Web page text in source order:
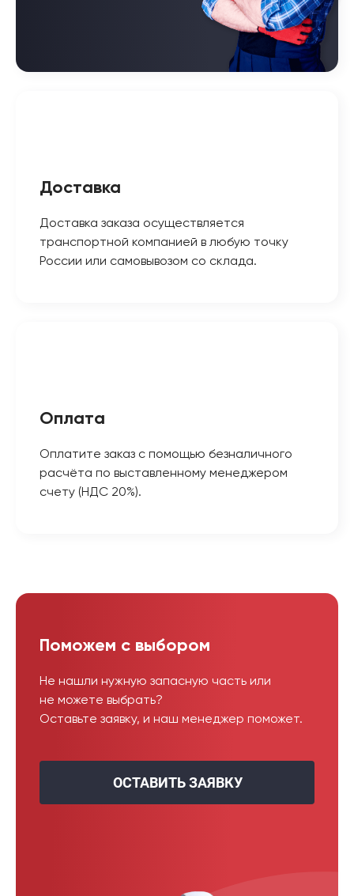
Доставка
Доставка заказа осуществляется
транспортной компанией в любую точку
России или самовывозом со склада.
Оплата
Оплатите заказ с помощью безналичного
расчёта по выставленному менеджером
счету (НДС 20%).
Поможем с выбором
Не нашли нужную запасную часть или
не можете выбрать?
Оставьте заявку, и наш менеджер поможет.
ОСТАВИТЬ ЗАЯВКУ